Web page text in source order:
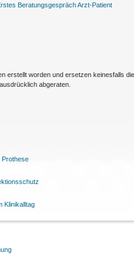
Beratungsgespräch Arzt-Patient
erstellt worden und ersetzen keinesfalls
abgeraten.
Prothese
Klinikalltag